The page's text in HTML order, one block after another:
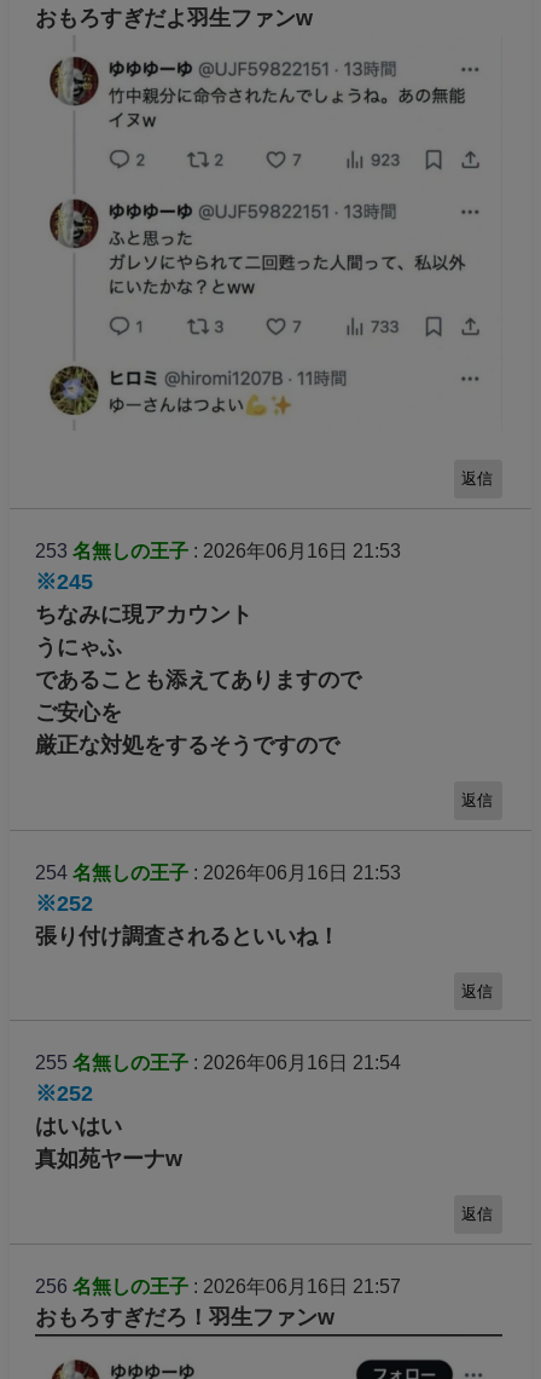
おもろすぎだよ羽生ファンw
返信
253 名無しの王子: 2026年06月16日 21:53
※245
ちなみに現アカウント
うにゃふ
であることも添えてありますので
ご安心を
厳正な対処をするそうですので
返信
254 名無しの王子: 2026年06月16日 21:53
※252
張り付け調査されるといいね！
返信
255 名無しの王子: 2026年06月16日 21:54
※252
はいはい
真如苑ヤーナw
返信
256 名無しの王子: 2026年06月16日 21:57
おもろすぎだろ！羽生ファンw